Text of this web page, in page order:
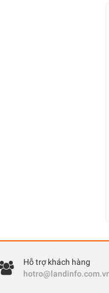
Hỗ trợ khách hàng